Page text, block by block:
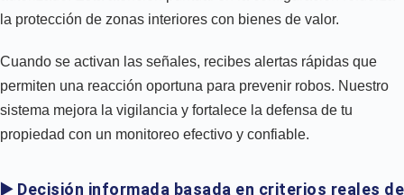
la protección de zonas interiores con bienes de valor.
Cuando se activan las señales, recibes alertas rápidas que
permiten una reacción oportuna para prevenir robos. Nuestro
sistema mejora la vigilancia y fortalece la defensa de tu
propiedad con un monitoreo efectivo y confiable.
▶️ Decisión informada basada en criterios reales de